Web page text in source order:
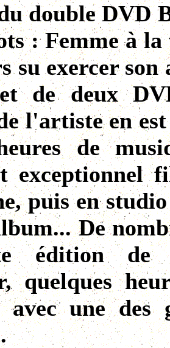
double DVD
: Femme à
su exercer son
de deux
l'artiste en
de
exceptionnel
puis en
De
édition de
quelques
avec une des